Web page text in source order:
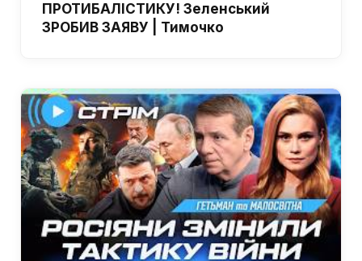
ПРОТИБАЛІСТИКУ! Зеленський
ЗРОБИВ ЗАЯВУ | Тимочко